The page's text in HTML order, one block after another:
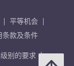
平等机会
条款及条件
别的要求